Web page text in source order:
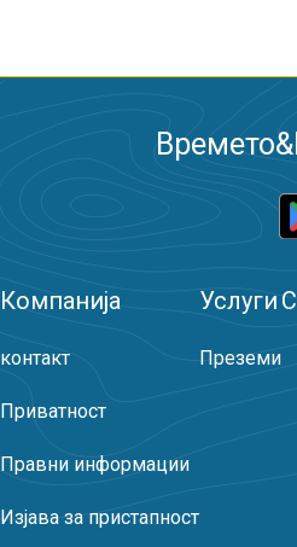
Компанија
контакт
Приватност
Правни информации
Изјава за пристапност
Услуги
Преземи